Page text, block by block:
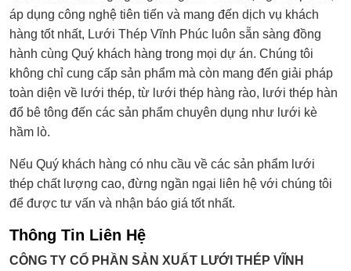
áp dụng công nghệ tiên tiến và mang đến dịch vụ khách
hàng tốt nhất, Lưới Thép Vĩnh Phúc luôn sẵn sàng đồng
hành cùng Quý khách hàng trong mọi dự án. Chúng tôi
không chỉ cung cấp sản phẩm mà còn mang đến giải pháp
toàn diện về lưới thép, từ lưới thép hàng rào, lưới thép hàn
đổ bê tông đến các sản phẩm chuyên dụng như lưới kè
hầm lò.
Nếu Quý khách hàng có nhu cầu về các sản phẩm lưới
thép chất lượng cao, đừng ngần ngại liên hệ với chúng tôi
để được tư vấn và nhận báo giá tốt nhất.
Thông Tin Liên Hệ
CÔNG TY CỔ PHẦN SẢN XUẤT LƯỚI THÉP VĨNH